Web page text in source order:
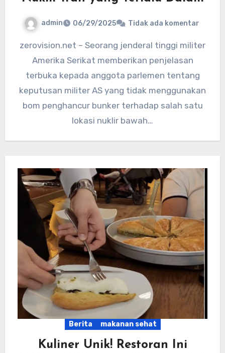
admin 06/29/2025 Tidak ada komentar
zerovision.net – Seorang jenderal tinggi militer
Amerika Serikat memberikan penjelasan
terbuka kepada anggota parlemen tentang
keputusan militer AS yang tidak menggunakan
bom penghancur bunker terhadap salah satu
lokasi nuklir bawah…
Berita makanan sehat
Kuliner Unik! Restoran Ini